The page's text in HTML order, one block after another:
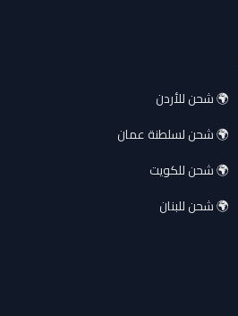
🌍 شحن للأردن
🌍 شحن لسلطنة عمان
🌍 شحن للكويت
🌍 شحن للبنان